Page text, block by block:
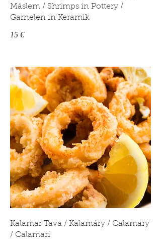
Máslem / Shrimps in Pottery /
Garnelen in Keramik
15 €
Kalamar Tava / Kalamáry / Calamary
/ Calamari